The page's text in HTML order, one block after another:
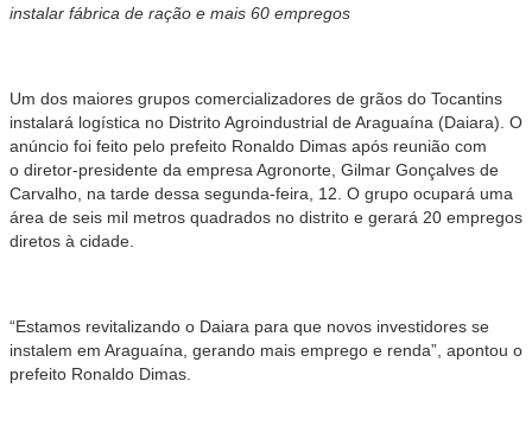
instalar fábrica de ração e mais 60 empregos
Um dos maiores grupos comercializadores de grãos do Tocantins
instalará logística no Distrito Agroindustrial de Araguaína (Daiara). O
anúncio foi feito pelo prefeito Ronaldo Dimas após reunião com
o diretor-presidente da empresa Agronorte, Gilmar Gonçalves de
Carvalho, na tarde dessa segunda-feira, 12. O grupo ocupará uma
área de seis mil metros quadrados no distrito e gerará 20 empregos
diretos à cidade.
“Estamos revitalizando o Daiara para que novos investidores se
instalem em Araguaína, gerando mais emprego e renda”, apontou o
prefeito Ronaldo Dimas.